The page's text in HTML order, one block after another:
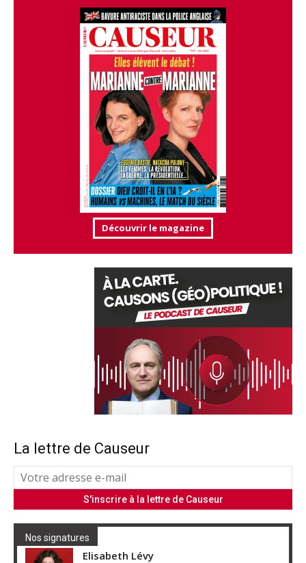
Découvrir le magazine
La lettre de Causeur
Nos signatures
Elisabeth Lévy